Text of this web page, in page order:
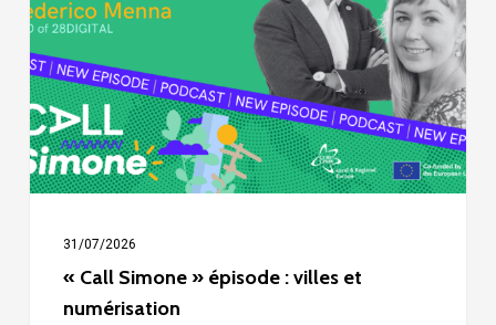
:
villes
et
numérisation
31/07/2026
« Call Simone » épisode : villes et
numérisation